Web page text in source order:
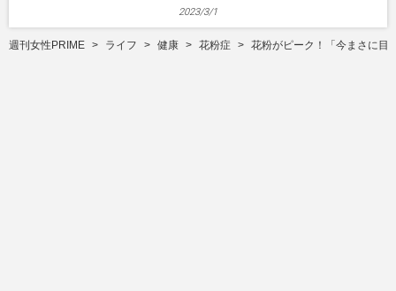
2023/3/1
週刊女性PRIME ライフ 健康 花粉症 花粉がピーク！「今まさに目